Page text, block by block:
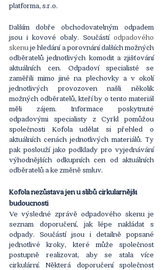
platforma, s.r.o.
Dalším dobře obchodovatelným odpadem
jsou i kovové obaly. Součástí odpadového
skenu je hledání a porovnání dalších možných
odběratelů jednotlivých komodit a zjišťování
aktuálních cen. Odpadoví specialisté se
zaměřili mimo jiné na plechovky a v okolí
jednotlivých provozoven našli několik
možných odběratelů, kteří by o tento materiál
měli zájem. Informace poskytnuté
odpadovými specialisty z Cyrkl pomůžou
společnosti Kofola udělat si přehled o
aktuálních cenách jednotlivých materiálů. Ty
pak poslouží jako podklady pro vyjednávání
výhodnějších odkupních cen od aktuálních
odběratelů a ke změně smluv.
Kofola nezůstává jen u slibů cirkulárnější
budoucnosti
Ve výsledné zprávě odpadového skenu je
seznam doporučení, jak lépe nakládat s
odpady. Součástí jsou i detailně popsané
jednotlivé kroky, které může společnost
postupně realizovat, aby se stala více
cirkulární. Některá doporučení společnost